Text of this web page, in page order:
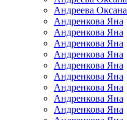
Андреева Оксана
Андренкова Яна
Андренкова Яна
Андренкова Яна
Андренкова Яна
Андренкова Яна
Андренкова Яна
Андренкова Яна
Андренкова Яна
Андренкова Яна